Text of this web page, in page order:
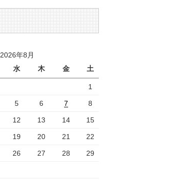
2026年8月
水 木 金 土
1
5 6 7 8
12 13 14 15
19 20 21 22
26 27 28 29